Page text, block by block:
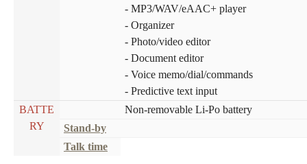
- MP3/WAV/eAAC+ player
- Organizer
- Photo/video editor
- Document editor
- Voice memo/dial/commands
- Predictive text input
BATTE
RY
Non-removable Li-Po battery
Stand-by
Talk time